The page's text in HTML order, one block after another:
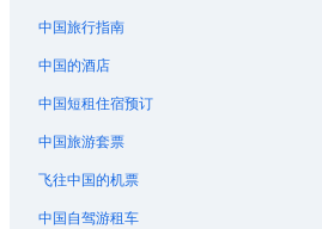
中国旅行指南
中国的酒店
中国短租住宿预订
中国旅游套票
飞往中国的机票
中国自驾游租车